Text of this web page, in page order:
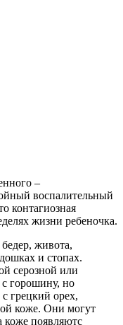
–
воспалительный
контагиозная
жизни ребеночка.
живота,
и стопах.
серозной или
горошину, но
грецкий орех,
коже. Они могут
коже появляютс